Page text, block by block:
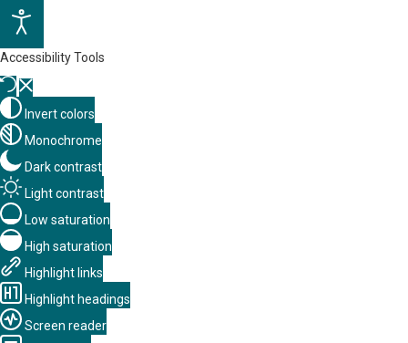
Accessibility Tools
Invert colors
Monochrome
Dark contrast
Light contrast
Low saturation
High saturation
Highlight links
Highlight headings
Screen reader